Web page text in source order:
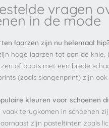
vragen
in de mode
laarzen zijn nu helemaal
hoge laarzen tot aan de knie,
of boots met een brede
(zoals slangenprint) zijn
kleuren voor schoenen
vaak terugkomen in schoenen
zijn pasteltinten zoals